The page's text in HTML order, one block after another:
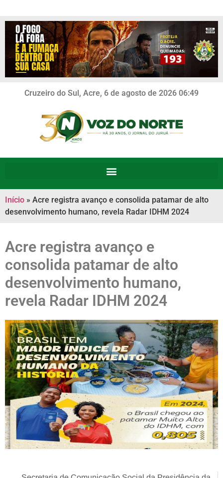
Cruzeiro do Sul, Acre, 6 de agosto de 2026 06:49
Início » Acre registra avanço e consolida patamar de alto
desenvolvimento humano, revela Radar IDHM 2024
Acre registra avanço e
consolida patamar de alto
desenvolvimento humano,
revela Radar IDHM 2024